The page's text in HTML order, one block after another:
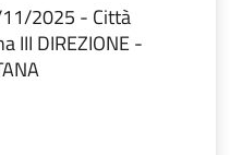
2025 - Città
III DIREZIONE -